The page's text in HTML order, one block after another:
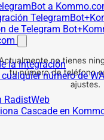
a
de Telegram
la integración
número de
RadistWeb
Cascade en